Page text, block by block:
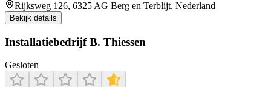
Rijksweg 126, 6325 AG Berg en Terblijt, Nederland
Bekijk details
Installatiebedrijf B. Thiessen
Gesloten